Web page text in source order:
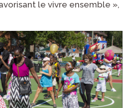
le vivre ensemble »,